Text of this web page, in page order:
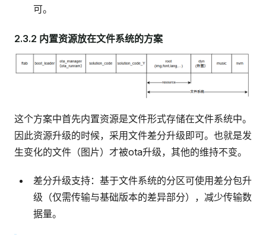
可。
2.3.2 内置资源放在文件系统的方案
这个方案中首先内置资源是文件形式存储在文件系统中。
因此资源升级的时候，采用文件差分升级即可。也就是发
生变化的文件（图片）才被ota升级，其他的维持不变。
差分升级支持：基于文件系统的分区可使用差分包升
级（仅需传输与基础版本的差异部分），减少传输数
据量。